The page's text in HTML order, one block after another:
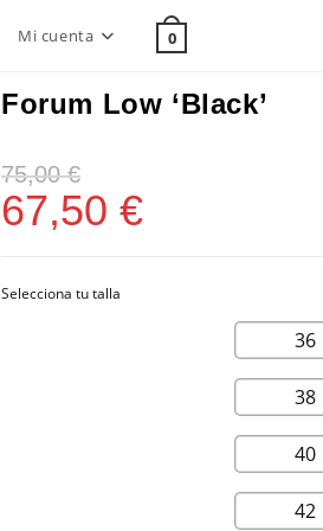
Mi cuenta 0
Forum Low ‘Black’
75,00€
67,50 €
36
38
40
42